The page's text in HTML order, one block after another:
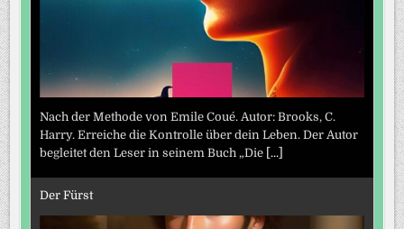
Nach der Methode von Emile Coué. Autor: Brooks, C.
Harry. Erreiche die Kontrolle über dein Leben. Der Autor
begleitet den Leser in seinem Buch „Die [...]
Der Fürst